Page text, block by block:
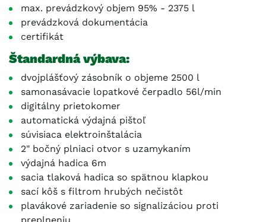
max. prevádzkový objem 95% - 2375 l
prevádzková dokumentácia
certifikát
Štandardná výbava:
dvojplášťový zásobník o objeme 2500 l
samonasávacie lopatkové čerpadlo 56l/min
digitálny prietokomer
automatická výdajná pištoľ
súvisiaca elektroinštalácia
2" bočný plniaci otvor s uzamykaním
výdajná hadica 6m
sacia tlaková hadica so spätnou klapkou
sací kôš s filtrom hrubých nečistôt
plavákové zariadenie so signalizáciou proti